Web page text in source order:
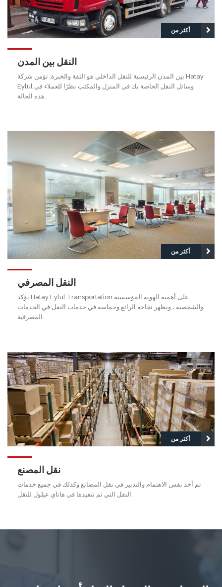
أكثر من
النقل بين المدن
بين المدن الرئيسية للنقل الداخلي هو الثقة والخبرة. تؤمن شركة Hatay
Eylul وسائل النقل الخاصة بك في المنزل والمكتب نظرًا للعملاء في
أكثر من
النقل المصرفي
يؤكد Hatay Eylul Transportation على أهمية الهوية المؤسسية
والشخصية ، ويظهر نجاحه الرائع وحماسه في خدمات النقل في الخدمات
المصرفية.
أكثر من
نقل المصنع
تم أخذ نفس الاهتمام والتدبير في نقل المصانع وكذلك في جميع خدمات
النقل التي تم تنفيذها في هاتاي عيلول للنقل.